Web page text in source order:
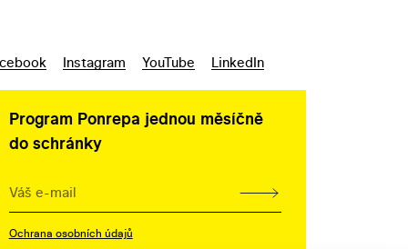
Instagram YouTube LinkedIn
Program Ponrepa jednou měsíčně
do schránky
Ochrana osobních údajů